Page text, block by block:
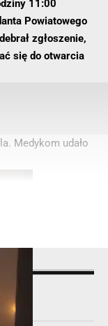
Medykom udało
11:00
Powiatowego
zgłoszenie,
się do otwarcia